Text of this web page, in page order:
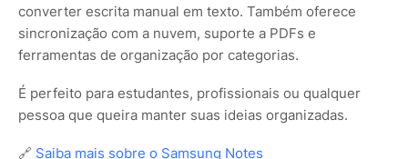
converter escrita manual em texto. Também oferece
sincronização com a nuvem, suporte a PDFs e
ferramentas de organização por categorias.
É perfeito para estudantes, profissionais ou qualquer
pessoa que queira manter suas ideias organizadas.
🔗 Saiba mais sobre o Samsung Notes